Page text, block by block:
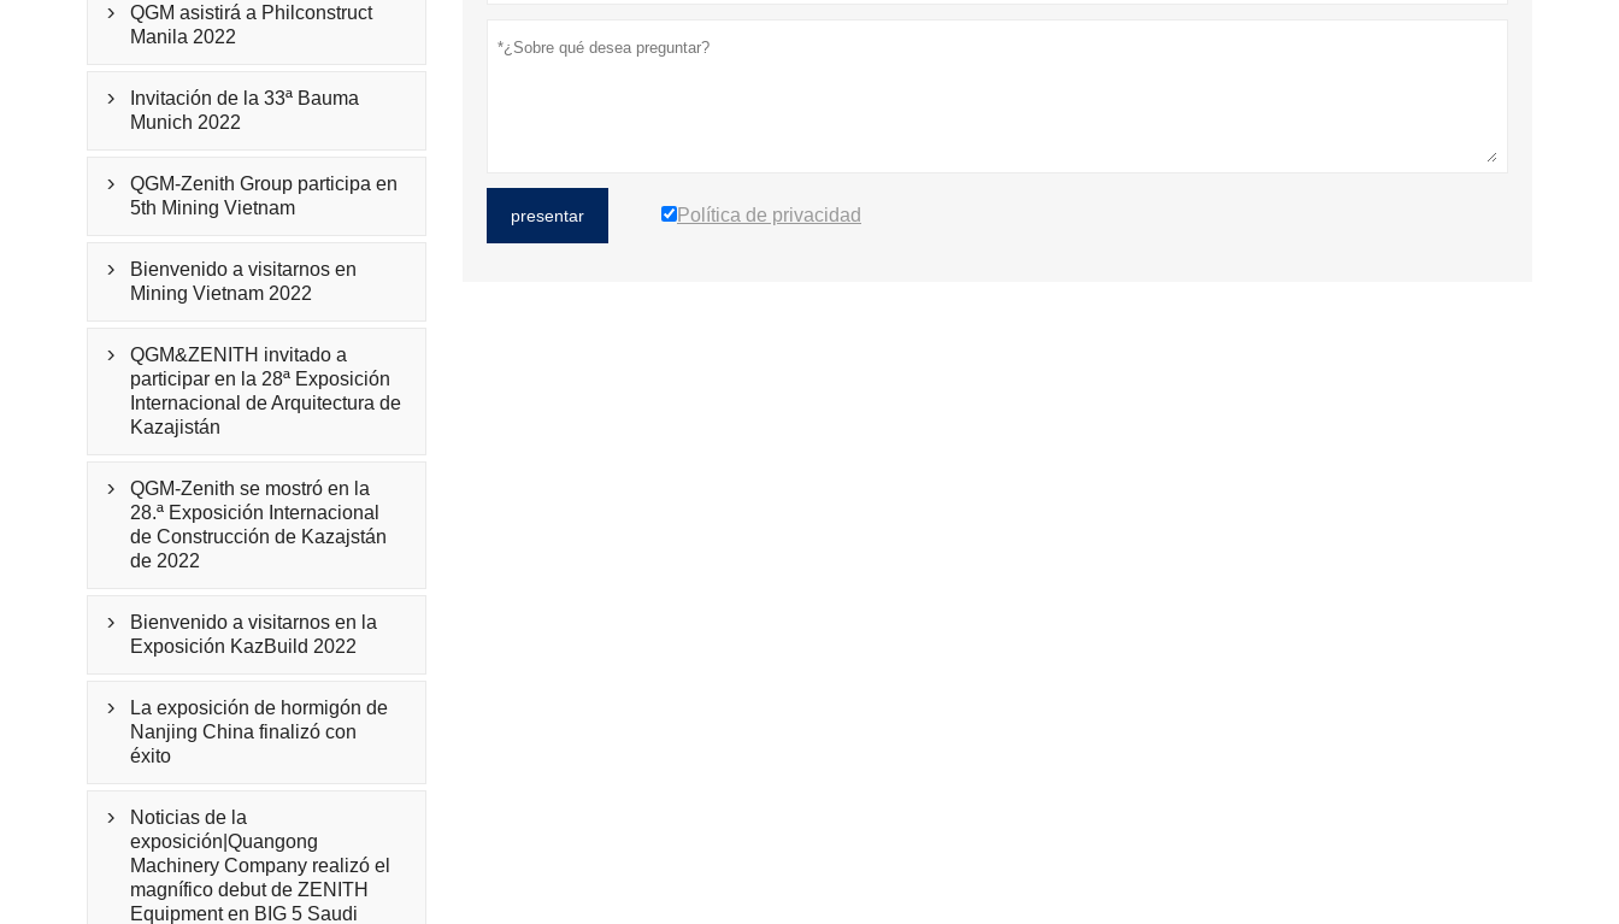
presentar Política de privacidad

QGM asistirá a Philconstruct
Manila 2022

Invitación de la 33ª Bauma
Munich 2022

QGM-Zenith Group participa en
5th Mining Vietnam

Bienvenido a visitarnos en
Mining Vietnam 2022

QGM&ZENITH invitado a
participar en la 28ª Exposición
Internacional de Arquitectura de
Kazajistán

QGM-Zenith se mostró en la
28.ª Exposición Internacional
de Construcción de Kazajstán
de 2022

Bienvenido a visitarnos en la
Exposición KazBuild 2022

La exposición de hormigón de
Nanjing China finalizó con
éxito

Noticias de la
exposición|Quangong
Machinery Company realizó el
magnífico debut de ZENITH
Equipment en BIG 5 Saudi